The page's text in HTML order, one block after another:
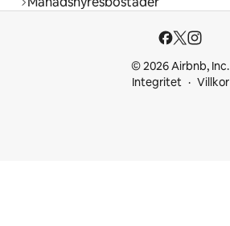
© 2026 Airbnb, Inc.
Integritet
Villkor